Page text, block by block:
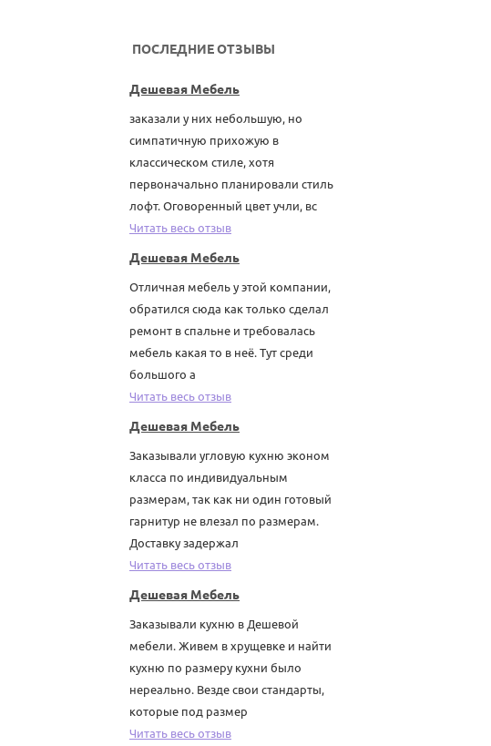
ПОСЛЕДНИЕ ОТЗЫВЫ
Дешевая Мебель
заказали у них небольшую, но
симпатичную прихожую в
классическом стиле, хотя
первоначально планировали стиль
лофт. Оговоренный цвет учли, вс
Читать весь отзыв
Дешевая Мебель
Отличная мебель у этой компании,
обратился сюда как только сделал
ремонт в спальне и требовалась
мебель какая то в неё. Тут среди
большого а
Читать весь отзыв
Дешевая Мебель
Заказывали угловую кухню эконом
класса по индивидуальным
размерам, так как ни один готовый
гарнитур не влезал по размерам.
Доставку задержал
Читать весь отзыв
Дешевая Мебель
Заказывали кухню в Дешевой
мебели. Живем в хрущевке и найти
кухню по размеру кухни было
нереально. Везде свои стандарты,
которые под размер
Читать весь отзыв